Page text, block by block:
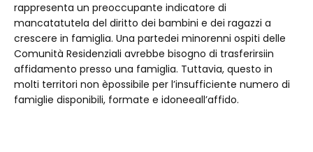
rappresenta un preoccupante indicatore di
mancatatutela del diritto dei bambini e dei ragazzi a
crescere in famiglia. Una partedei minorenni ospiti delle
Comunità Residenziali avrebbe bisogno di trasferirsiin
affidamento presso una famiglia. Tuttavia, questo in
molti territori non èpossibile per l’insufficiente numero di
famiglie disponibili, formate e idoneeall’affido.